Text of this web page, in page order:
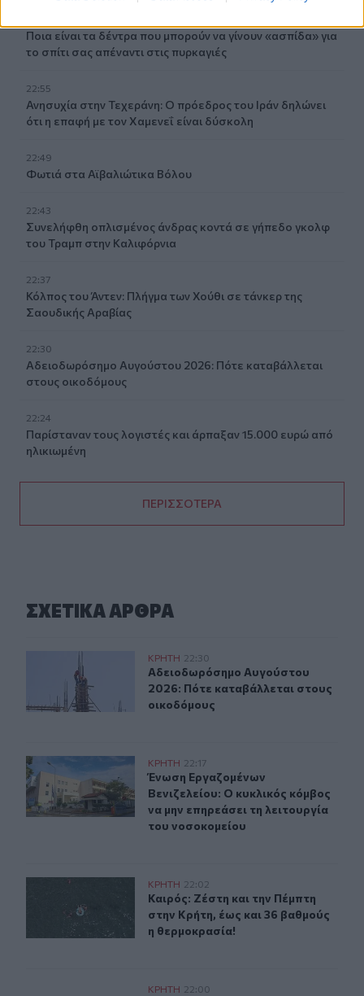
Ποια είναι τα δέντρα που μπορούν να γίνουν «ασπίδα» για
το σπίτι σας απέναντι στις πυρκαγιές
22:55
Ανησυχία στην Τεχεράνη: Ο πρόεδρος του Ιράν δηλώνει
ότι η επαφή με τον Χαμενεΐ είναι δύσκολη
22:49
Φωτιά στα Αϊβαλιώτικα Βόλου
22:43
Συνελήφθη οπλισμένος άνδρας κοντά σε γήπεδο γκολφ
του Τραμπ στην Καλιφόρνια
22:37
Κόλπος του Άντεν: Πλήγμα των Χούθι σε τάνκερ της
Σαουδικής Αραβίας
22:30
Αδειοδωρόσημο Αυγούστου 2026: Πότε καταβάλλεται
στους οικοδόμους
22:24
Παρίσταναν τους λογιστές και άρπαξαν 15.000 ευρώ από
ηλικιωμένη
ΠΕΡΙΣΣΟΤΕΡΑ
ΣΧΕΤΙΚA AΡΘΡΑ
Αδειοδωρόσημο Αυγούστου 2026: Πότε καταβάλλεται
ΚΡΗΤΗ 22:30
Αδειοδωρόσημο Αυγούστου 2026:
Αδειοδωρόσημο Αυγούστου
2026: Πότε καταβάλλεται στους
οικοδόμους
Ένωση Εργαζομένων Βενιζελείου: Ο κυκλικός κόμβος
ΚΡΗΤΗ 22:17
Ένωση Εργαζομένων Βενιζελείου:
Ένωση Εργαζομένων
Βενιζελείου: Ο κυκλικός κόμβος
να μην επηρεάσει τη λειτουργία
του νοσοκομείου
Καιρός: Ζέστη και την Πέμπτη στην Κρήτη, έως και 36
ΚΡΗΤΗ 22:02
Καιρός: Ζέστη και την Πέμπτη
Καιρός: Ζέστη και την Πέμπτη
στην Κρήτη, έως και 36 βαθμούς
η θερμοκρασία!
Νέο ΔΣ στον Σύλλογο Ηρακλείου «Φίλοι του
ΚΡΗΤΗ 22:00